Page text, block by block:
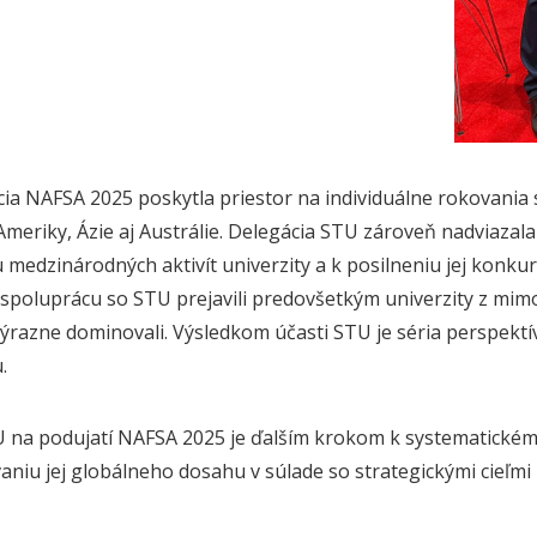
NAFSA 2025 poskytla priestor na individuálne
Ázie aj Austrálie. Delegácia STU zároveň
aktivít univerzity a k posilneniu jej
so STU prejavili predovšetkým univerzity z
dominovali. Výsledkom účasti STU je séria
na podujatí NAFSA 2025 je ďalším krokom k
jej globálneho dosahu v súlade so strategickými